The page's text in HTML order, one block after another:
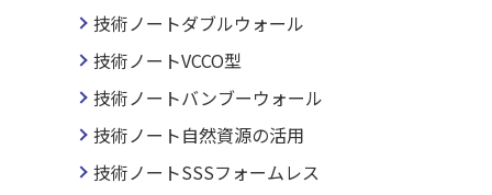
技術ノートダブルウォール
技術ノートVCCO型
技術ノートバンブーウォール
技術ノート自然資源の活用
技術ノートSSSフォームレス